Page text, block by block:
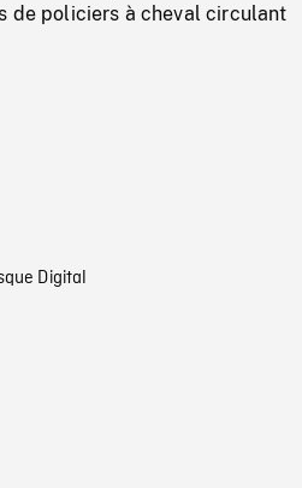
de policiers à cheval circulant
Digital